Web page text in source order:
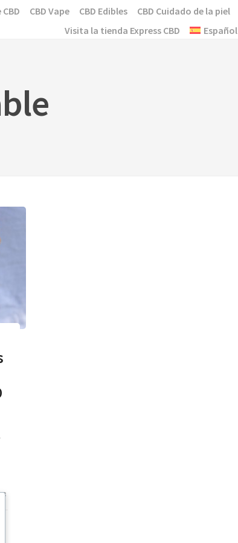
CBD Vape CBD Edibles CBD Cuidado de la piel
Visita la tienda Express CBD
Español